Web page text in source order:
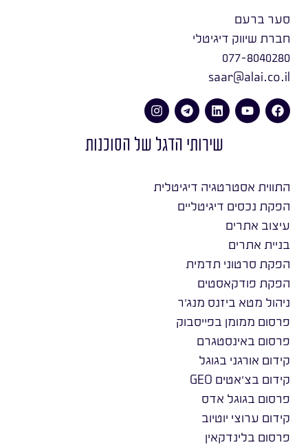
סער ברעם
חברת שיווק דיגיטלי
077-8040280
saar@alai.co.il
שירותי הדגל של הסוכנות
התווית אסטרטגיה דיגיטלית
הפקת נכסים דיגיטליים
עיצוב אתרים
בניית אתרים
הפקת סרטוני תדמית
הפקת פודקאסטים
ניהול מטא ביזנס מנג׳ר
פרסום ממומן בפייסבוק
פרסום באינסטגרם
קידום אורגני בגוגל
קידום בצ׳אטים GEO
פרסום בגוגל אדס
קידום ערוצי יוטיוב
פרסום בלינדקאין